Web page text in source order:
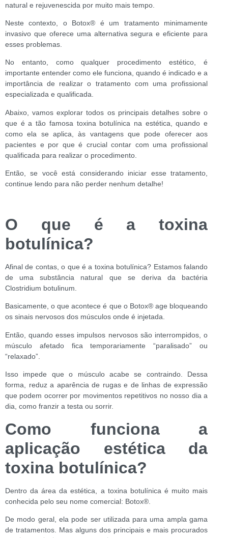
natural e rejuvenescida por muito mais tempo.
Neste contexto, o Botox® é um tratamento minimamente
invasivo que oferece uma alternativa segura e eficiente para
esses problemas.
No entanto, como qualquer procedimento estético, é
importante entender como ele funciona, quando é indicado e a
importância de realizar o tratamento com uma profissional
especializada e qualificada.
Abaixo, vamos explorar todos os principais detalhes sobre o
que é a tão famosa toxina botulínica na estética, quando e
como ela se aplica, às vantagens que pode oferecer aos
pacientes e por que é crucial contar com uma profissional
qualificada para realizar o procedimento.
Então, se você está considerando iniciar esse tratamento,
continue lendo para não perder nenhum detalhe!
O que é a toxina
botulínica?
Afinal de contas, o que é a toxina botulínica? Estamos falando
de uma substância natural que se deriva da bactéria
Clostridium botulinum.
Basicamente, o que acontece é que o Botox®age bloqueando
os sinais nervosos dos músculos onde é injetada.
Então, quando esses impulsos nervosos são interrompidos, o
músculo afetado fica temporariamente “paralisado” ou
“relaxado”.
Isso impede que o músculo acabe se contraindo. Dessa
forma, reduz a aparência de rugas e de linhas de expressão
que podem ocorrer por movimentos repetitivos no nosso dia a
dia, como franzir a testa ou sorrir.
Como funciona a
aplicação estética da
toxina botulínica?
Dentro da área da estética, a toxina botulínica é muito mais
conhecida pelo seu nome comercial: Botox®
De modo geral, ela pode ser utilizada para uma ampla gama
de tratamentos. Mas alguns dos principais e mais procurados